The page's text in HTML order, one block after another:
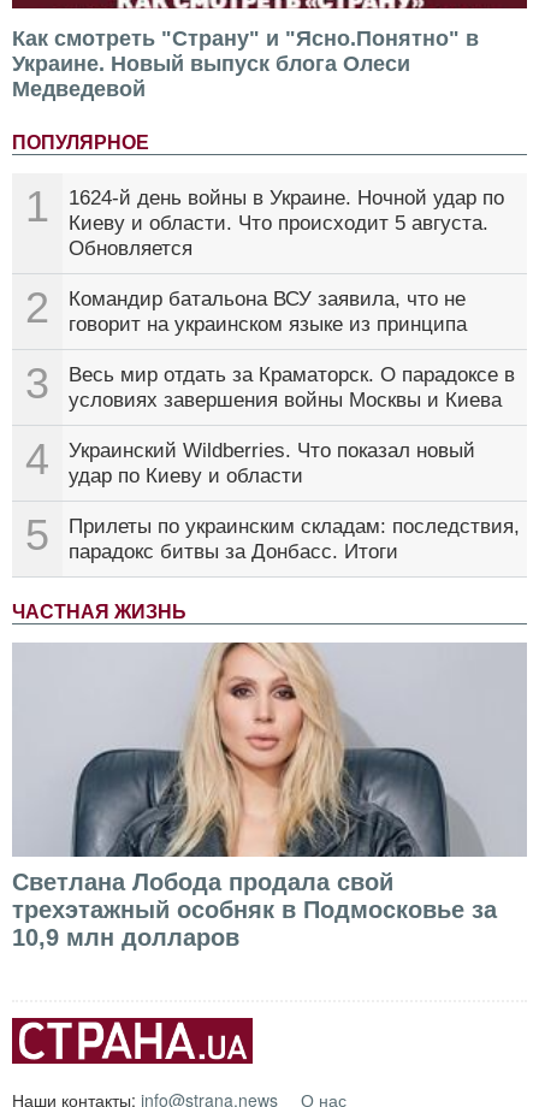
Как смотреть "Страну" и "Ясно.Понятно" в
Украине. Новый выпуск блога Олеси
Медведевой
ПОПУЛЯРНОЕ
1
1624-й день войны в Украине. Ночной удар по
Киеву и области. Что происходит 5 августа.
Обновляется
2
Командир батальона ВСУ заявила, что не
говорит на украинском языке из принципа
3
Весь мир отдать за Краматорск. О парадоксе в
условиях завершения войны Москвы и Киева
4
Украинский Wildberries. Что показал новый
удар по Киеву и области
5
Прилеты по украинским складам: последствия,
парадокс битвы за Донбасс. Итоги
ЧАСТНАЯ ЖИЗНЬ
Светлана Лобода продала свой
трехэтажный особняк в Подмосковье за
10,9 млн долларов
Наши контакты: info@strana.news О нас